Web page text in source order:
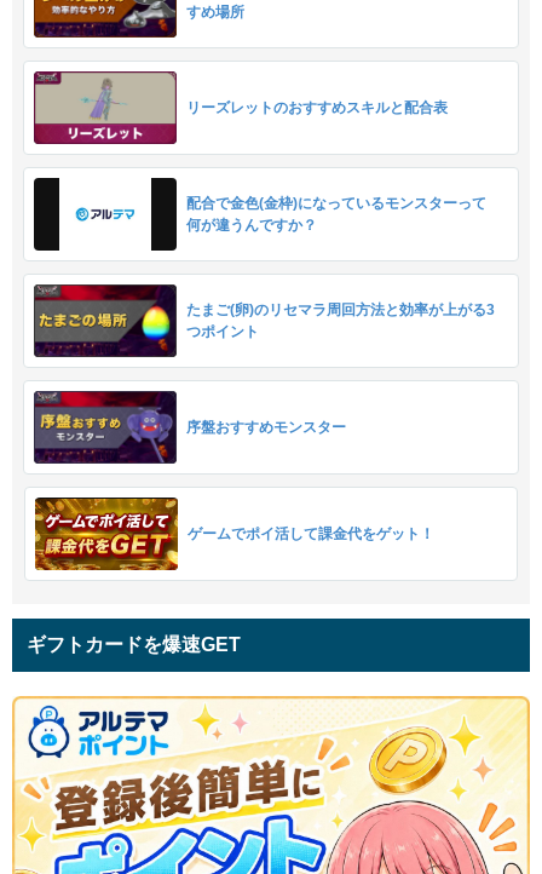
すめ場所
リーズレットのおすすめスキルと配合表
配合で金色(金枠)になっているモンスターって
何が違うんですか？
たまご(卵)のリセマラ周回方法と効率が上がる3
つポイント
序盤おすすめモンスター
ゲームでポイ活して課金代をゲット！
ギフトカードを爆速GET